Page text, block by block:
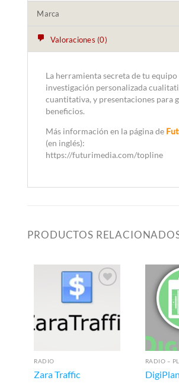
Marca
Valoraciones (0)
La herramienta secreta de tu
investigación personalizada
cuantitativa, y presentaciones para
beneficios.
Más información en la página de
(en inglés):
https://futurimedia.com/topline
PRODUCTOS
RADIO
Zara Traffic DigiPlan